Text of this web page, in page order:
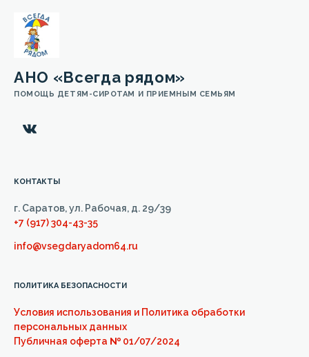
АНО «Всегда рядом»
ПОМОЩЬ ДЕТЯМ-СИРОТАМ И ПРИЕМНЫМ СЕМЬЯМ
КОНТАКТЫ
г. Саратов, ул. Рабочая, д. 29/39
+7 (917) 304-43-35
info@vsegdaryadom64.ru
ПОЛИТИКА БЕЗОПАСНОСТИ
Условия использования и Политика обработки
персональных данных
Публичная оферта № 01/07/2024